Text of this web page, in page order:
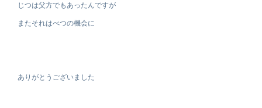
じつは父方でもあったんですが
またそれはべつの機会に
ありがとうございました